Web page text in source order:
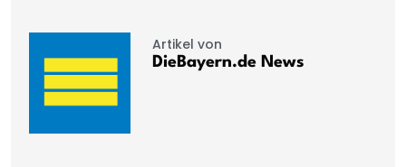
Artikel von
DieBayern.de News